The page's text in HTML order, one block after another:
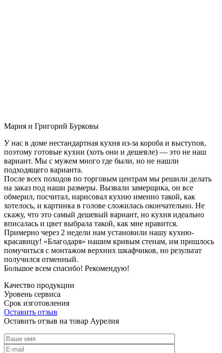
Мария и Григорий Бурковы
У нас в доме нестандартная кухня из-за короба и выступов,
поэтому готовые кухни (хоть они и дешевле) — это не наш
вариант. Мы с мужем много где были, но не нашли
подходящего варианта.
После всех походов по торговым центрам мы решили делать
на заказ под наши размеры. Вызвали замерщика, он все
обмерил, посчитал, нарисовал кухню именно такой, как
хотелось, и картинка в голове сложилась окончательно. Не
скажу, что это самый дешевый вариант, но кухня идеально
вписалась и цвет выбрала такой, как мне нравится.
Примерно через 2 недели нам установили нашу кухню-
красавицу! «Благодаря» нашим кривым стенам, им пришлось
помучиться с монтажом верхних шкафчиков, но результат
получился отменный.
Большое всем спасибо! Рекомендую!
Качество продукции
Уровень сервиса
Срок изготовления
Оставить отзыв
Оставить отзыв на товар Аурелия